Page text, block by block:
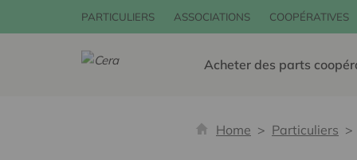
PARTICULIERS ASSOCIATIONS COOPÉRATIVES
Acheter des parts
Home Particuliers